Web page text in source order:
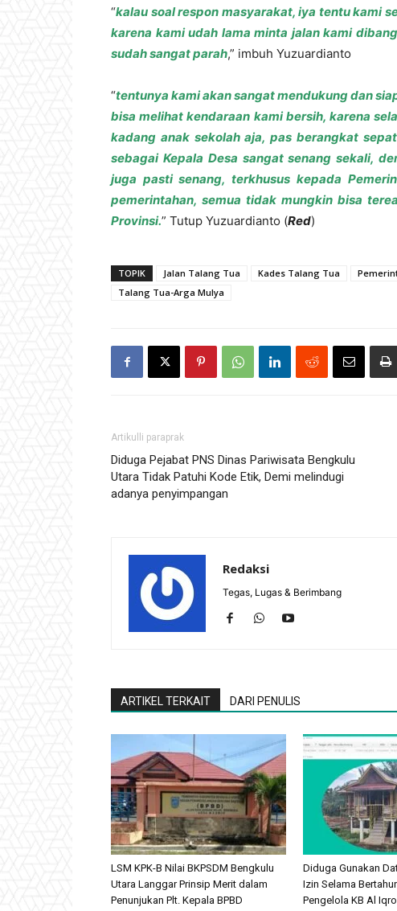
“kalau soal respon masyarakat, iya tentu kami
karena kami udah lama minta jalan kami
sudah sangat parah,” imbuh Yuzuardianto
“tentunya kami akan sangat mendukung dan
bisa melihat kendaraan kami bersih, karena
kadang anak sekolah aja, pas berangkat
sebagai Kepala Desa sangat senang sekali,
juga pasti senang, terkhusus kepada
pemerintahan, semua tidak mungkin bisa
Provinsi.” Tutup Yuzuardianto (Red)
TOPIK Jalan Talang Tua Kades Talang Tua
Talang Tua-Arga Mulya
Artikulli paraprak
Diduga Pejabat PNS Dinas Pariwisata Bengkulu
Utara Tidak Patuhi Kode Etik, Demi melindugi
adanya penyimpangan
Redaksi
Tegas, Lugas & Berimbang
ARTIKEL TERKAIT DARI PENULIS
LSM KPK-B Nilai BKPSDM Bengkulu
Utara Langgar Prinsip Merit dalam
Penunjukan Plt. Kepala BPBD
Diduga Gunakan
Izin Selama
Pengelola KB Al